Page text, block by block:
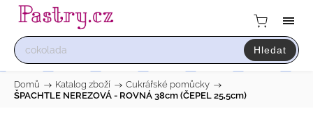
Hledat
Domů / Katalog zboží / Cukrářské pomůcky /
ŠPACHTLE NEREZOVÁ - ROVNÁ 38cm (ČEPEL 25,5cm)